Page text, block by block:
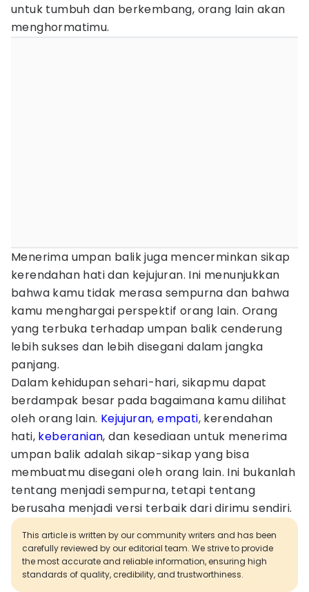
untuk tumbuh dan berkembang, orang lain akan
menghormatimu.
Menerima umpan balik juga mencerminkan sikap
kerendahan hati dan kejujuran. Ini menunjukkan
bahwa kamu tidak merasa sempurna dan bahwa
kamu menghargai perspektif orang lain. Orang
yang terbuka terhadap umpan balik cenderung
lebih sukses dan lebih disegani dalam jangka
panjang.
Dalam kehidupan sehari-hari, sikapmu dapat
berdampak besar pada bagaimana kamu dilihat
oleh orang lain. Kejujuran,empati, kerendahan
hati, keberanian, dan kesediaan untuk menerima
umpan balik adalah sikap-sikap yang bisa
membuatmu disegani oleh orang lain. Ini bukanlah
tentang menjadi sempurna, tetapi tentang
berusaha menjadi versi terbaik dari dirimu sendiri.
This article is written by our community writers and has been
carefully reviewed by our editorial team. We strive to provide
the most accurate and reliable information, ensuring high
standards of quality, credibility, and trustworthiness.